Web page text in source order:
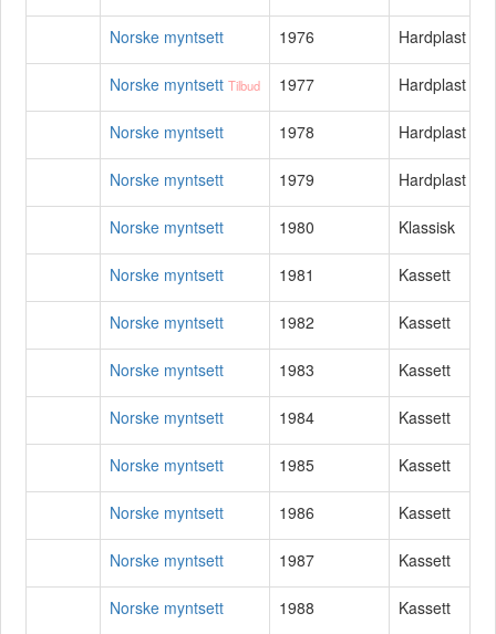
Norske myntsett 1976 Hardplast
Norske myntsett Tilbud 1977 Hardplast
Norske myntsett 1978 Hardplast
Norske myntsett 1979 Hardplast
Norske myntsett 1980 Klassisk
Norske myntsett 1981 Kassett
Norske myntsett 1982 Kassett
Norske myntsett 1983 Kassett
Norske myntsett 1984 Kassett
Norske myntsett 1985 Kassett
Norske myntsett 1986 Kassett
Norske myntsett 1987 Kassett
Norske myntsett 1988 Kassett